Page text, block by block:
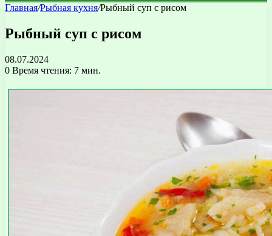
Главная/Рыбная кухня/Рыбный суп с рисом
Рыбный суп с рисом
08.07.2024
0 Время чтения: 7 мин.